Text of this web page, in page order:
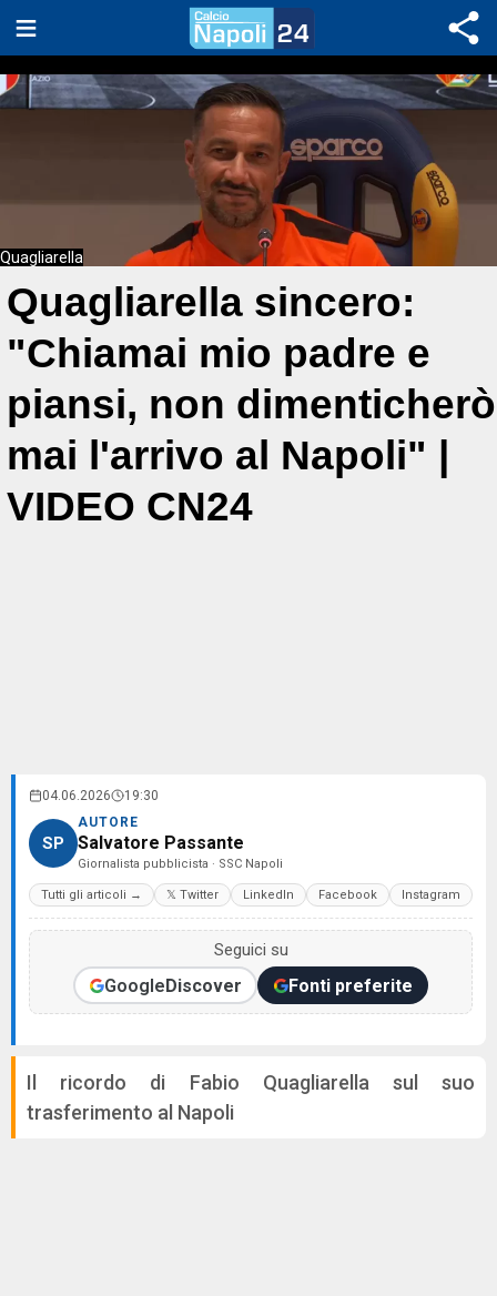
Quagliarella
Quagliarella sincero:
"Chiamai mio padre e
piansi, non dimenticherò
mai l'arrivo al Napoli" |
VIDEO CN24
04.06.2026 19:30
SP
AUTORE
Salvatore Passante
Giornalista pubblicista · SSC Napoli
Tutti gli articoli → 𝕏 Twitter LinkedIn Facebook Instagram
Seguici su
GoogleDiscover Fonti preferite
Il ricordo di Fabio Quagliarella sul suo
trasferimento al Napoli